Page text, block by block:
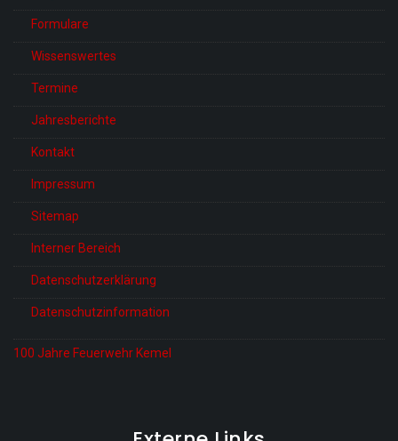
Formulare
Wissenswertes
Termine
Jahresberichte
Kontakt
Impressum
Sitemap
Interner Bereich
Datenschutzerklärung
Datenschutzinformation
100 Jahre Feuerwehr Kemel